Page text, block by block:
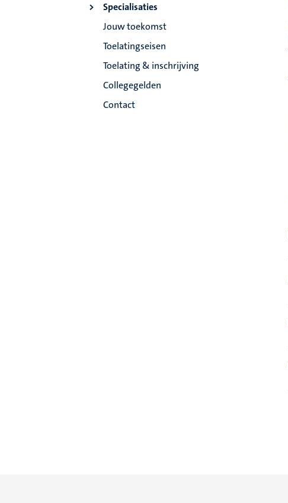
Specialisaties
Jouw toekomst
Toelatingseisen
Toelating & inschrijving
Collegegelden
Contact